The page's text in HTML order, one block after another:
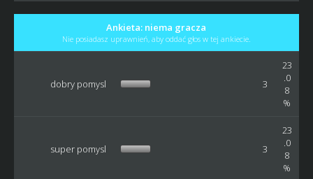
Ankieta: niema gracza
Nie posiadasz uprawnień, aby oddać głos w tej ankiecie.
dobry pomysl 3
23
.0
8
%
super pomysl 3
23
.0
8
%